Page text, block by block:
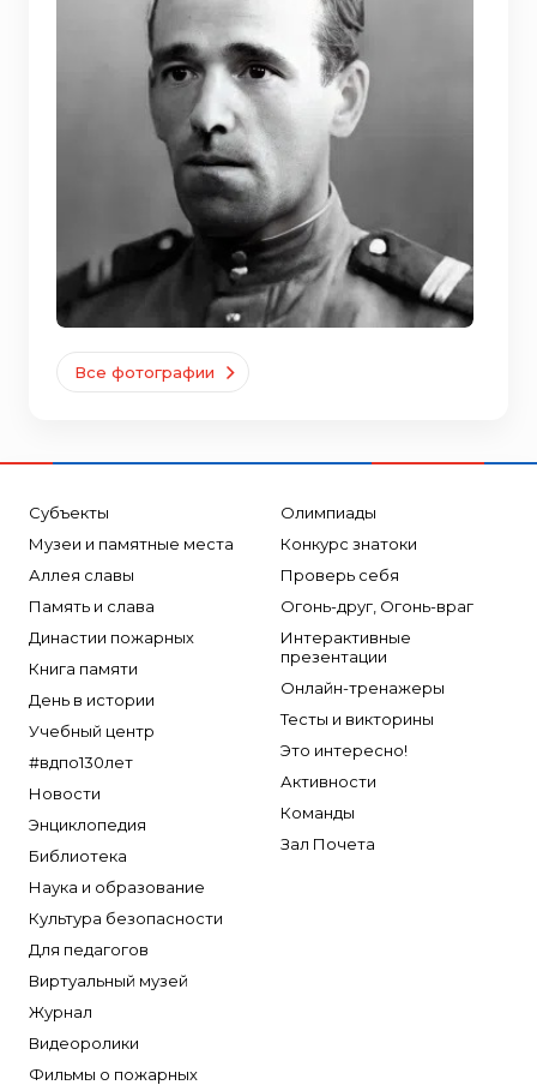
Все фотографии
Субъекты
Музеи и памятные места
Аллея славы
Память и слава
Династии пожарных
Книга памяти
День в истории
Учебный центр
#вдпо130лет
Новости
Энциклопедия
Библиотека
Наука и образование
Культура безопасности
Для педагогов
Виртуальный музей
Журнал
Видеоролики
Фильмы о пожарных
Олимпиады
Конкурс знатоки
Проверь себя
Огонь-друг, Огонь-враг
Интерактивные
презентации
Онлайн-тренажеры
Тесты и викторины
Это интересно!
Активности
Команды
Зал Почета